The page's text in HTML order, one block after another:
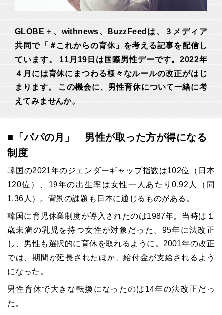
GLOBE＋、withnews、BuzzFeedは、３メディア
共同で「＃これからの育休」を考える記事を配信し
ています。 11月19日は国際男性デーです。2022年
４月には育休にまつわる様々なルールの改正がはじ
まります。 この機会に、男性育休について一緒に考
えてみませんか。
■「パパの月」 男性が取った方が得になる
制度
韓国の2021年のジェンダーギャップ指数は102位（日本
120位）、19年の出生率は女性一人あたり0.92人（同
1.36人）。背景の課題も日本に通じるものがある。
韓国に育児休業制度が導入されたのは1987年。当時は１
歳未満の乳児を持つ女性が対象だった。95年に法改正
し、男性も選択的に育休を取れるように。2001年の改正
では、期間が延長されたほか、給付金が支給されるよう
になった。
男性育休で大きな転換になったのは14年の法改正だっ
た。